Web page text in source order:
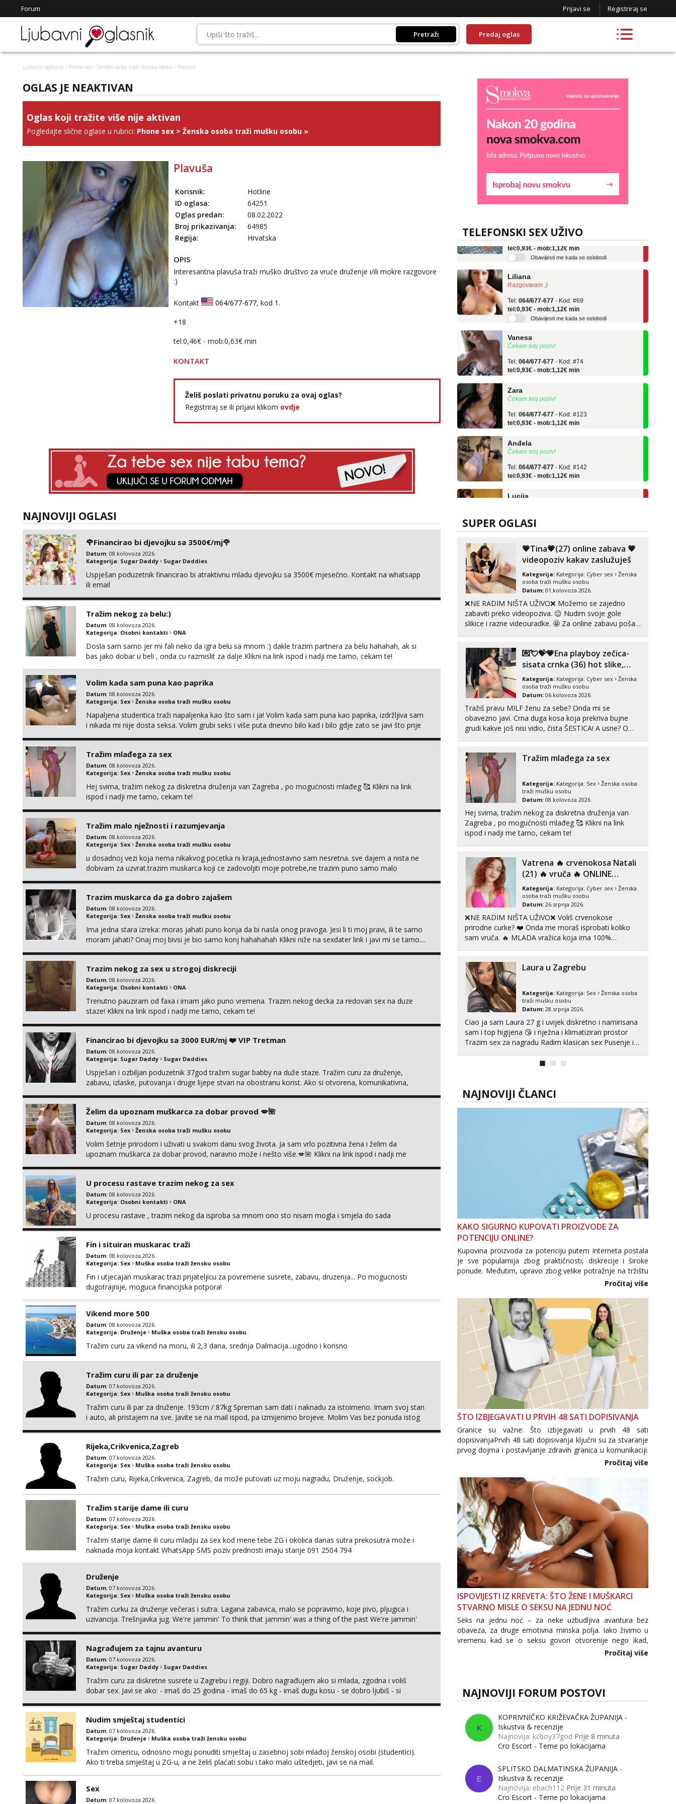
Forum Prijavi se Registriraj se
Pretraži Predaj oglas
Ljubavni oglasnik › Phone sex › Ženska osoba traži mušku osobu › Plavuša
OGLAS JE NEAKTIVAN
Oglas koji tražite više nije aktivan
Pogledajte slične oglase u rubrici: Phone sex > Ženska osoba traži mušku osobu »
Plavuša
Korisnik:
Hotline
ID oglasa:
64251
Oglas predan:
08.02.2022
Broj prikazivanja:
64985
Regija:
Hrvatska
OPIS
Interesantna plavuša traži muško društvo za vruće druženje i/ili mokre razgovore
:)
Kontakt 064/677-677, kod 1.
+18
tel:0,46€ - mob:0,63€ min
KONTAKT
Želiš poslati privatnu poruku za ovaj oglas?
Registriraj se ili prijavi klikom ovdje
NAJNOVIJI OGLASI
🌹Financirao bi djevojku sa 3500€/mj🌹
Datum: 08.kolovoza 2026.
Kategorija: Sugar Daddy Sugar Daddies
Uspješan poduzetnik financirao bi atraktivnu mladu djevojku sa 3500€ mjesečno. Kontakt na whatsapp
ili email
Tražim nekog za belu:)
Datum: 08.kolovoza 2026.
Kategorija: Osobni kontakti ONA
Dosla sam samo jer mi fali neko da igra belu sa mnom :) dakle trazim partnera za belu hahahah, ak si
bas jako dobar u beli , onda cu razmislit za dalje Klikni na link ispod i nadji me tamo, cekam te!
Volim kada sam puna kao paprika
Datum: 08.kolovoza 2026.
Kategorija: Sex Ženska osoba traži mušku osobu
Napaljena studentica traži napaljenka kao što sam i ja! Volim kada sam puna kao paprika, izdržljiva sam
i nikada mi nije dosta seksa. Volim grubi seks i više puta dnevno bilo kad i bilo gdje zato se javi što prije
Tražim mlađega za sex
Datum: 08.kolovoza 2026.
Kategorija: Sex Ženska osoba traži mušku osobu
Hej svima, tražim nekog za diskretna druženja van Zagreba , po mogućnosti mlađeg 🥰 Klikni na link
ispod i nadji me tamo, cekam te!
Tražim malo nježnosti i razumjevanja
Datum: 08.kolovoza 2026.
Kategorija: Sex Ženska osoba traži mušku osobu
u dosadnoj vezi koja nema nikakvog pocetka ni kraja,jednostavno sam nesretna. sve dajem a nista ne
dobivam za uzvrat.trazim muskarca koji ce zadovoljiti moje potrebe,ne trazim puno samo malo
Trazim muskarca da ga dobro zajašem
Datum: 08.kolovoza 2026.
Kategorija: Sex Ženska osoba traži mušku osobu
Ima jedna stara izreka: moras jahati puno konja da bi nasla onog pravoga. Jesi li ti moj pravi, ili te samo
moram jahati? Onaj moj bivsi je bio samo konj hahahahah Klikni niže na sexdater link i javi mi se tamo....
Trazim nekog za sex u strogoj diskreciji
Datum: 08.kolovoza 2026.
Kategorija: Osobni kontakti ONA
Trenutno pauziram od faxa i imam jako puno vremena. Trazim nekog decka za redovan sex na duze
staze! Klikni na link ispod i nadji me tamo, cekam te!
Financirao bi djevojku sa 3000 EUR/mj ❤️ VIP Tretman
Datum: 08.kolovoza 2026.
Kategorija: Sugar Daddy Sugar Daddies
Uspješan i ozbiljan poduzetnik 37god tražim sugar babby na duže staze. Tražim curu za druženje,
zabavu, izlaske, putovanja i druge lijepe stvari na obostranu korist. Ako si otvorena, komunikativna,
Želim da upoznam muškarca za dobar provod 💋🌺
Datum: 08.kolovoza 2026.
Kategorija: Sex Ženska osoba traži mušku osobu
Volim šetnje prirodom i uživati u svakom danu svog života. Ja sam vrlo pozitivna žena i želim da
upoznam muškarca za dobar provod, naravno može i nešto više.💋🌺 Klikni na link ispod i nadji me
U procesu rastave trazim nekog za sex
Datum: 08.kolovoza 2026.
Kategorija: Osobni kontakti ONA
U procesu rastave , trazim nekog da isproba sa mnom ono sto nisam mogla i smjela do sada
Fin i situiran muskarac traži
Datum: 08.kolovoza 2026.
Kategorija: Sex Muška osoba traži žensku osobu
Fin i utjecajan muskarac trazi prijateljicu za povremene susrete, zabavu, druzenja... Po mogucnosti
dugotrajnije, moguca financijska potpora!
Vikend more 500
Datum: 08.kolovoza 2026.
Kategorija: Druženje Muška osoba traži žensku osobu
Tražim curu za vikend na moru, ili 2,3 dana, srednja Dalmacija...ugodno i korisno
Tražim curu ili par za druženje
Datum: 07.kolovoza 2026.
Kategorija: Sex Muška osoba traži žensku osobu
Tražim curu ili par za druženje. 193cm / 87kg Spreman sam dati i naknadu za istoimeno. Imam svoj stan
i auto, ali pristajem na sve. Javite se na mail ispod, pa izmijenimo brojeve. Molim Vas bez ponuda istog
Rijeka,Crikvenica,Zagreb
Datum: 07.kolovoza 2026.
Kategorija: Sex Muška osoba traži žensku osobu
Tražim curu, Rijeka,Crikvenica, Zagreb, da može putovati uz moju nagradu, Druženje, sockjob.
Tražim starije dame ili curu
Datum: 07.kolovoza 2026.
Kategorija: Sex Muška osoba traži žensku osobu
Tražim starije dame ili curu mladju za sex kod mene tebe ZG i okolica danas sutra prekosutra može i
naknada moja kontakt WhatsApp SMS poziv prednosti imaju starije 091 2504 794
Druženje
Datum: 07.kolovoza 2026.
Kategorija: Sex Muška osoba traži žensku osobu
Tražim curku za druženje večeras i sutra. Lagana zabavica, malo se popravimo, koje pivo, pljugica i
uzivancija. Trešnjavka jug. We're jammin' To think that jammin' was a thing of the past We're jammin'
Nagrađujem za tajnu avanturu
Datum: 07.kolovoza 2026.
Kategorija: Sugar Daddy Sugar Daddies
Tražim curu za diskretne susrete u Zagrebu i regiji. Dobro nagrađujem ako si mlada, zgodna i voliš
dobar sex. Javi se ako: - imaš do 25 godina - imaš do 65 kg - imaš dugu kosu - se dobro ljubiš - si
Nudim smještaj studentici
Datum: 07.kolovoza 2026.
Kategorija: Druženje Muška osoba traži žensku osobu
Tražim cimericu, odnosno mogu ponuditi smještaj u zasebnoj sobi mlađoj ženskoj osobi (studentici).
Ako ti treba smještaj u ZG-u, a ne želiš plaćati sobu i tako malo uštedjeti, javi se na mail.
Sex
Datum: 07.kolovoza 2026.
TELEFONSKI SEX UŽIVO
Lucija
Tel:064/677-677
- Kod: #136
Obavijesti me kada se oslobodi
Razgovaram :)
tel:0,93€ - mob:1,12€ min
Obavijesti me kada se oslobodi
Čekam tvoj poziv!
tel:0,93€ - mob:1,12€ min
Čekam tvoj poziv!
tel:0,93€ - mob:1,12€ min
Čekam tvoj poziv!
tel:0,93€ - mob:1,12€ min
Razgovaram :)
tel:0,93€ - mob:1,12€ min
Obavijesti me kada se oslobodi
Liliana
Razgovaram :)
Tel: 064/677-677- Kod: #69
tel:0,93€ - mob:1,12€ min
Obavijesti me kada se oslobodi
Vanesa
Čekam tvoj poziv!
Zara
Tel: 064/677-677- Kod: #123
tel:0,93€ - mob:1,12€ min
Anđela
Čekam tvoj poziv!
SUPER OGLASI
💗Tina💗(27) online zabava 💗
videopoziv kakav zaslužuješ
Kategorija: Kategorija: Cyber sex
Ženska
osoba traži mušku osobu
Datum: 01.kolovoza 2026.
❌NE RADIM NIŠTA UŽIVO❌ Možemo se zajedno
zabaviti preko videopoziva. 😉 Nudim svoje gole
slikice i razne videouradke. 🤩 Za online zabavu pošalji
vidjeti na videopozivu. 😉 S vama sam vec 5 ...
💌💘💝💗Ena playboy zečica-
sisata crnka (36) hot slike,
videa i c2c💗
Kategorija: Kategorija: Cyber sex
Ženska
osoba traži mušku osobu
Datum: 06.kolovoza 2026.
Tražiš pravu MILF ženu za sebe? Onda mi se
obavezno javi. Crna duga kosa koja prekriva bujne
grudi kakve još nisi vidio, čista ŠESTICA! A usne? O
nisi vidio. Uvijek sam spremna za ONLOINE zabavu...
Tražim mlađega za sex
Kategorija: Kategorija: Sex
Ženska osoba
traži mušku osobu
Datum: 08.kolovoza 2026.
Hej svima, tražim nekog za diskretna druženja van
Zagreba , po mogućnosti mlađeg 🥰 Klikni na link
ispod i nadji me tamo, cekam te!
Vatrena ‎️‍🔥 crvenokosa Natali
(21) ‎️‍🔥 vruča‎ ️‍🔥 ONLINE
ZABAVA
Kategorija: Kategorija: Cyber sex
Ženska
osoba traži mušku osobu
Datum: 26.srpnja 2026.
❌NE RADIM NIŠTA UŽIVO❌ Voliš crvenokose
prirodne curke? ❤️ Onda me moraš isprobati koliko
sam vruča.‎ ️‍🔥 MLADA vražica koja ima 100%
možeš pranaći nešto po svojoj mjeri. Sexi videa s
kolegica...
Laura u Zagrebu
Kategorija: Kategorija: Sex
Ženska osoba
traži mušku osobu
Datum: 28.srpnja 2026.
Ciao ja sam Laura 27 g i uvijek diskretno i namirisana
sam i top higijena 😘 i nježna i klimatiziran prostor
Trazim sex za nagradu Radim klasican sex Pusenje i
NAJNOVIJI ČLANCI
KAKO SIGURNO KUPOVATI PROIZVODE ZA
POTENCIJU ONLINE?
Kupovina proizvoda za potenciju putem interneta postala
je sve popularnija zbog praktičnosti, diskrecije i široke
ponude. Međutim, upravo zbog velike potražnje na tržištu
se pojavljuju i brojni krivotvoreni proizvodi, nepouzdane
internetske trgovine te proizvodi nepoznatog podrijetla. ...
Pročitaj više
ŠTO IZBJEGAVATI U PRVIH 48 SATI DOPISIVANJA
Granice su važne: Što izbjegavati u prvih 48 sati
dopisivanjaPrvih 48 sati dopisivanja ključni su za stvaranje
prvog dojma i postavljanje zdravih granica u komunikaciji.
Važno je izbjeći prebrzo otkrivanje osobnih ili intimnih
informacija, jer nepoznata osoba još nije zaslužila to
povjerenje. Takođe...
Pročitaj više
ISPOVIJESTI IZ KREVETA: ŠTO ŽENE I MUŠKARCI
STVARNO MISLE O SEKSU NA JEDNU NOĆ
Seks na jednu noć – za neke uzbudljiva avantura bez
obaveza, za druge emotivna minska polja. Iako živimo u
vremenu kad se o seksu govori otvorenije nego ikad,
tema „jedne noći strasti“ i dalje izaziva burne rasprave. Što
Pročitaj više
NAJNOVIJI FORUM POSTOVI
K
KOPRIVNIČKO KRIŽEVAČKA ŽUPANIJA -
Iskustva & recenzije
Najnovija: kcboy37god Prije 8 minuta
Cro Escort - Teme po lokacijama
E
SPLITSKO DALMATINSKA ŽUPANIJA -
Iskustva & recenzije
Najnovija: ebach112 Prije 31 minuta
Cro Escort - Teme po lokacijama